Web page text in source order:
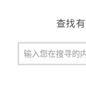
查找